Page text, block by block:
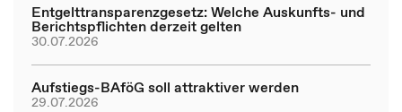
Entgelttransparenzgesetz: Welche Auskunfts- und
Berichtspflichten derzeit gelten
30.07.2026
Aufstiegs-BAföG soll attraktiver werden
29.07.2026